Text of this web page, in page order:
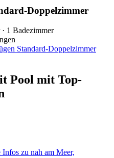
Doppelzimmer
1 Badezimmer
Standard-Doppelzimmer
Pool mit Top-
Infos zu nah am Meer,